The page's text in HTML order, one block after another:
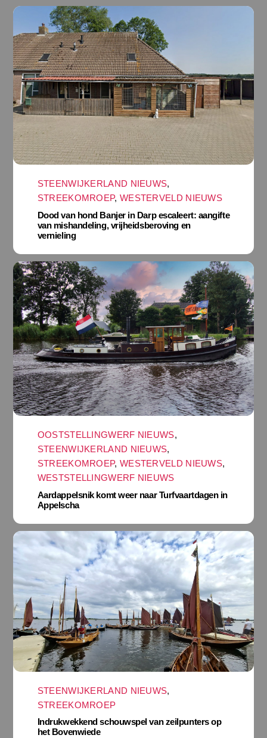
STEENWIJKERLAND NIEUWS,
STREEKOMROEP, WESTERVELD NIEUWS
Dood van hond Banjer in Darp escaleert: aangifte
van mishandeling, vrijheidsberoving en
vernieling
OOSTSTELLINGWERF NIEUWS,
STEENWIJKERLAND NIEUWS,
STREEKOMROEP, WESTERVELD NIEUWS,
WESTSTELLINGWERF NIEUWS
Aardappelsnik komt weer naar Turfvaartdagen in
Appelscha
STEENWIJKERLAND NIEUWS,
STREEKOMROEP
Indrukwekkend schouwspel van zeilpunters op
het Bovenwiede